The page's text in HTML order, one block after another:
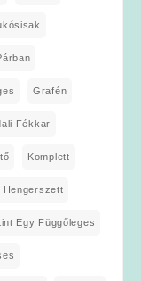
Grafén
Fékkar
Komplett
Hengerszett
Egy Függőleges